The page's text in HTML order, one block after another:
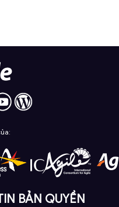
BẢN QUYỀN